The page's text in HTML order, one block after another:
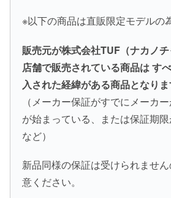
※以下の商品は直販限定モデルの
販売元が株式会社TUF（ナカノ
店舗で販売されている商品は す
入された経緯がある商品となりま
（メーカー保証がすでにメーカ
が始まっている、または保証期
など）
新品同様の保証は受けられませ
意ください。